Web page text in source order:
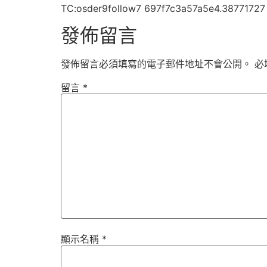
TC:osder9follow7 697f7c3a57a5e4.38771727
發佈留言
發佈留言必須填寫的電子郵件地址不會公開。 必
留言 *
顯示名稱 *